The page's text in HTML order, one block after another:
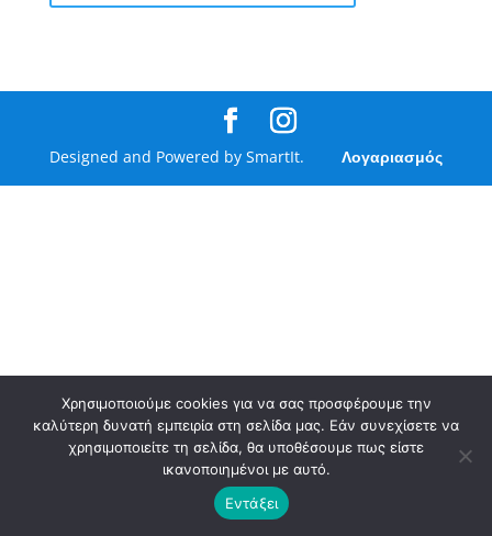
Designed and Powered by SmartIt. Λογαριασμός
Χρησιμοποιούμε cookies για να σας προσφέρουμε την
καλύτερη δυνατή εμπειρία στη σελίδα μας. Εάν συνεχίσετε να
χρησιμοποιείτε τη σελίδα, θα υποθέσουμε πως είστε
ικανοποιημένοι με αυτό.
Εντάξει